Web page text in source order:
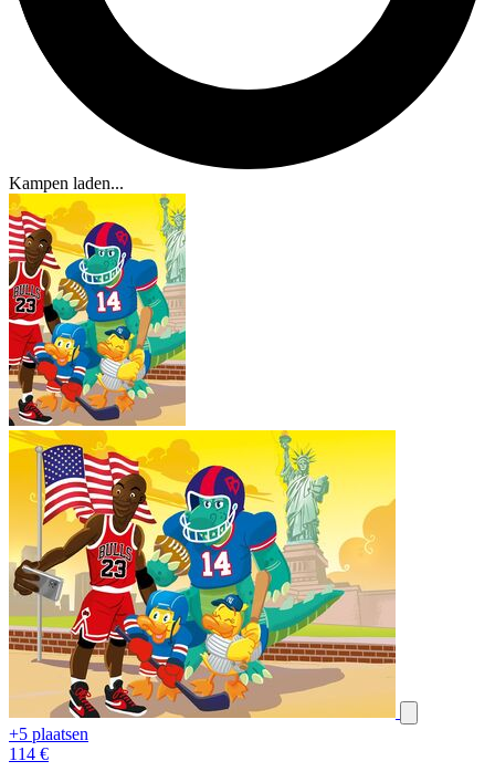
Kampen laden...
+5 plaatsen
114 €